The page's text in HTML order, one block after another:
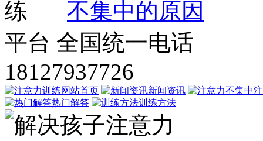
平台 全国统一电话
18127937726
网站首页 新闻资讯
热门解答
训练方法